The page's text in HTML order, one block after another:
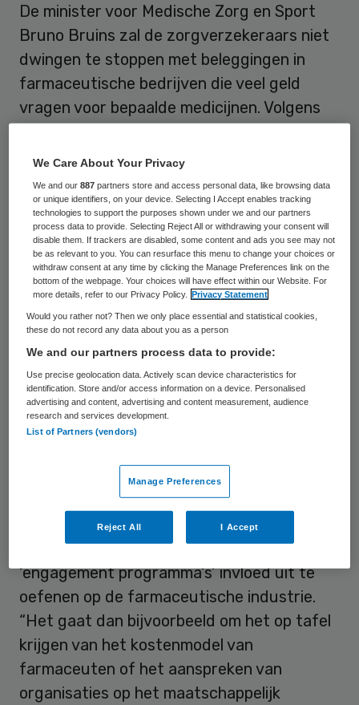
De minister voor Medische Zorg en Sport
Bruno Bruins zal de zorgverzekeraars niet
dwingen te stoppen met beleggingen in
farmaceutische bedrijven die veel geld
vragen voor bepaalde medicijnen. Volgens
de farmaceuten door in deze bedrijven te
beleggen.
Dit schrijft hij in antwoord op Kamervragen
van de parlementariërs Maarten Hijink (SP),
Joba van den Berg-Jansen (CDA) en Pia
Dijkstra (D66). De aanleiding voor de vragen
was het nieuws van de Volkskrant dat CZ,
Menzis en Zilveren Kruis miljoenen euro’s
hebben belegd bij producenten van dure
medicijnen.Bruins kondigde toen aan in
gesprek te gaan met de zorgverzekeraars
om te vragen hoe zij beleggingen in
farmaceuten gebruiken om invloed op deze
bedrijven uit te oefenen.
Volgens de minister hebben verschillende
verzekeraars te kennen gegeven via
‘engagement programma’s’ invloed uit te
oefenen op de farmaceutische industrie.
“Het gaat dan bijvoorbeeld om het op tafel
krijgen van het kostenmodel van
farmaceuten of het aanspreken van
organisaties op het maatschappelijk
We Care About Your Privacy
We and our887 partners store and access personal data, like browsing data
or unique identifiers, on your device. Selecting I Accept enables tracking
technologies to support the purposes shown under we and our partners
process data to provide. Selecting Reject All or withdrawing your consent will
disable them. If trackers are disabled, some content and ads you see may not
be as relevant to you. You can resurface this menu to change your choices or
withdraw consent at any time by clicking the Manage Preferences link on the
bottom of the webpage. Your choices will have effect within our Website. For
more details, refer to our Privacy Policy.
Privacy Statement
Would you rather not? Then we only place essential and statistical cookies,
these do not record any data about you as a person
We and our partners process data to provide:
Use precise geolocation data. Actively scan device characteristics for
identification. Store and/or access information on a device. Personalised
advertising and content, advertising and content measurement, audience
research and services development.
List of Partners (vendors)
Manage Preferences
Reject All I Accept